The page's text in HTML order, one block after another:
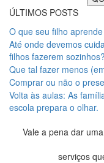
ÚLTIMOS POSTS
O que seu filho
Até onde devemos
filhos fazerem sozinhos?
Que tal fazer menos
Comprar ou não o
Volta às aulas: As
escola prepara o olhar.
Vale a pena dar
serviços